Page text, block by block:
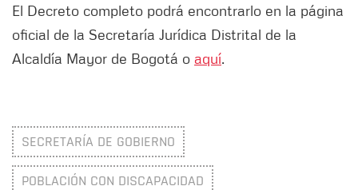
El Decreto completo podrá encontrarlo en la página
oficial de la Secretaría Jurídica Distrital de la
Alcaldía Mayor de Bogotá o aquí.
SECRETARÍA DE GOBIERNO
POBLACIÓN CON DISCAPACIDAD